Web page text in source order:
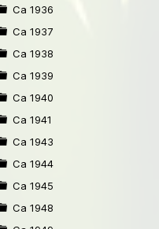
Ca 1936
Ca 1937
Ca 1938
Ca 1939
Ca 1940
Ca 1941
Ca 1943
Ca 1944
Ca 1945
Ca 1948